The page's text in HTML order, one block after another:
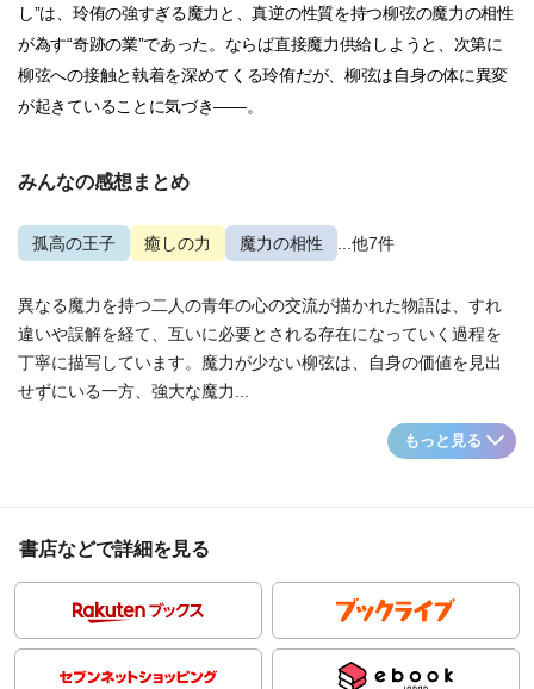
し”は、玲侑の強すぎる魔力と、真逆の性質を持つ柳弦の魔力の相性
が為す“奇跡の業”であった。ならば直接魔力供給しようと、次第に
柳弦への接触と執着を深めてくる玲侑だが、柳弦は自身の体に異変
が起きていることに気づき――。
みんなの感想まとめ
孤高の王子 癒しの力 魔力の相性 ...他7件
異なる魔力を持つ二人の青年の心の交流が描かれた物語は、すれ
違いや誤解を経て、互いに必要とされる存在になっていく過程を
丁寧に描写しています。魔力が少ない柳弦は、自身の価値を見出
せずにいる一方、強大な魔力...
もっと見る
書店などで詳細を見る